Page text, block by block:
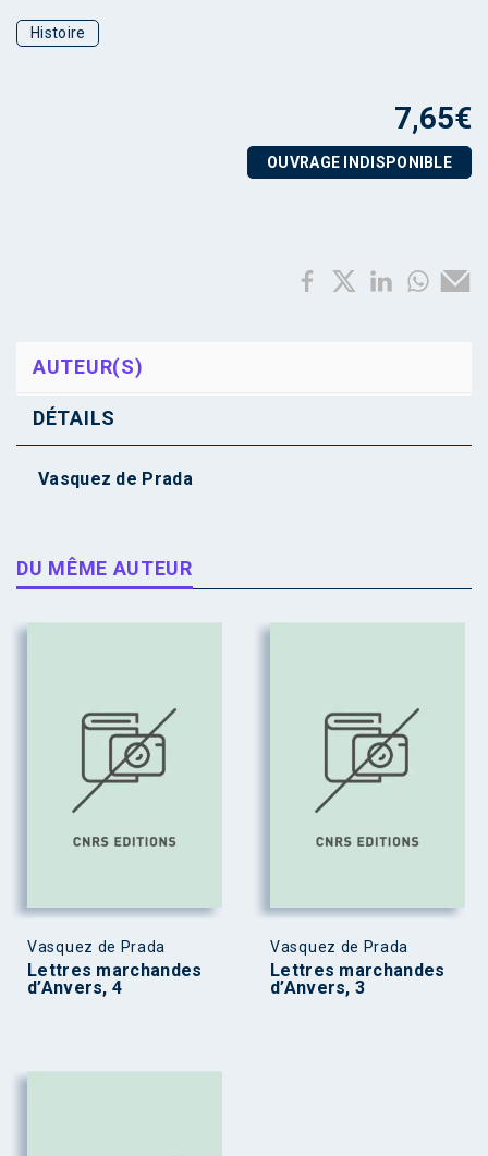
Histoire
7,65€
OUVRAGE INDISPONIBLE
AUTEUR(S)
DÉTAILS
Vasquez de Prada
DU MÊME AUTEUR
Vasquez de Prada
Lettres marchandes
d’Anvers, 4
Vasquez de Prada
Lettres marchandes
d’Anvers, 3